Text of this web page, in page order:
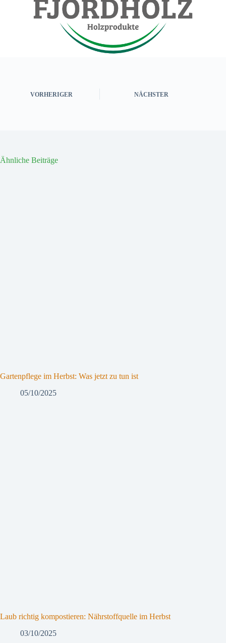
VORHERIGER NÄCHSTER
Ähnliche Beiträge
Gartenpflege im Herbst: Was jetzt zu tun ist
05/10/2025
Laub richtig kompostieren: Nährstoffquelle im Herbst
03/10/2025